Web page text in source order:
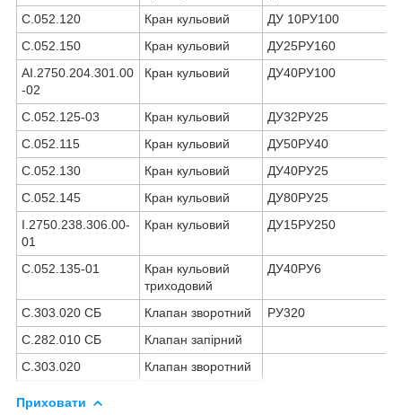
С.052.120
Кран кульовий
ДУ 10РУ100
С.052.150
Кран кульовий
ДУ25РУ160
АІ.2750.204.301.00
-02
Кран кульовий ДУ40РУ100
С.052.125-03 Кран кульовий
ДУ32РУ25
С.052.115
Кран кульовий
ДУ50РУ40
С.052.130
Кран кульовий
ДУ40РУ25
С.052.145
Кран кульовий
ДУ80РУ25
І.2750.238.306.00-
01
Кран кульовий ДУ15РУ250
С.052.135-01
Кран кульовий
триходовий
ДУ40РУ6
С.303.020 СБ Клапан зворотний
РУ320
С.282.010 СБ
Клапан запірний
С.303.020
Клапан зворотний
Приховати